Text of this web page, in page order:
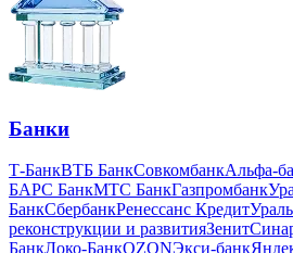
Банки
Т-БанкВТБ БанкСовкомбанкАльфа-
БАРС БанкМТС БанкГазпромбанк
БанкСбербанкРенессанс Кредит
реконструкции и развитияЗенит
БанкЛоко-БанкOZONЭкси-банк